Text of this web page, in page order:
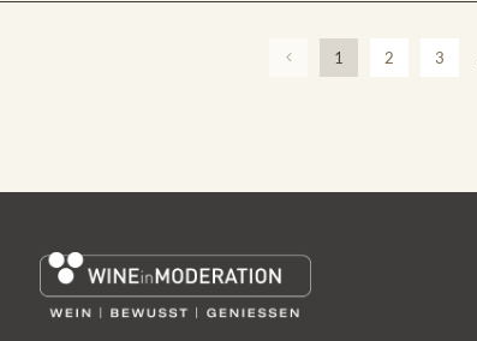
1 2 3